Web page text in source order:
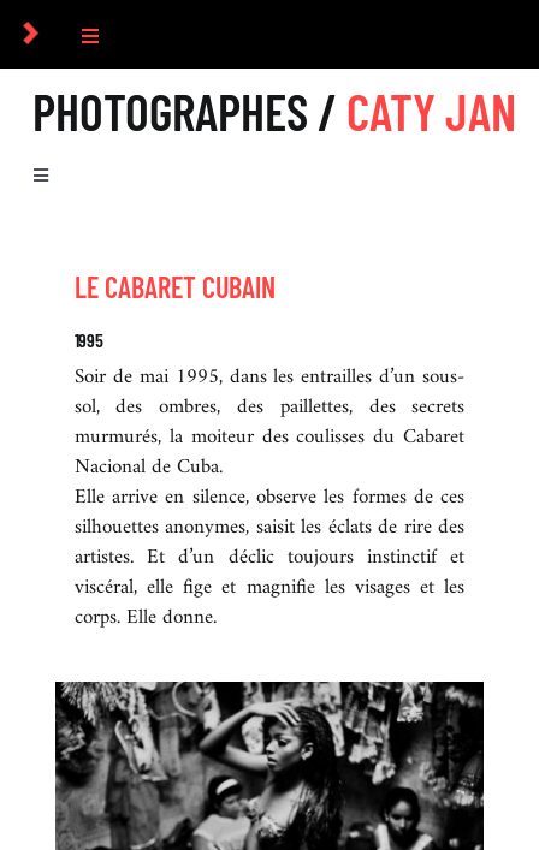
Passer
contenu
Toggle
Navigation
COLLECTIF
PHOTOGRAPHES
CULTUREL
ICONOGRAPHIE
RECHERCHE D’IMAGES
BOUTIQUE
PHOTOGRAPHES / CATY JAN
Toggle
LE CABARET CUBAIN
1995
Soir de mai 1995, dans les entrailles d’un sous-
sol, des ombres, des paillettes, des secrets
murmurés, la moiteur des coulisses du Cabaret
Nacional de Cuba.
Elle arrive en silence, observe les formes de ces
silhouettes anonymes, saisit les éclats de rire des
artistes. Et d’un déclic toujours instinctif et
viscéral, elle fige et magnifie les visages et les
corps. Elle donne.